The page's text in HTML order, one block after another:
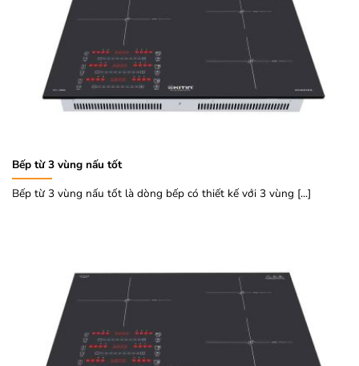
Bếp từ 3 vùng nấu tốt
Bếp từ 3 vùng nấu tốt là dòng bếp có thiết kế với 3 vùng [...]